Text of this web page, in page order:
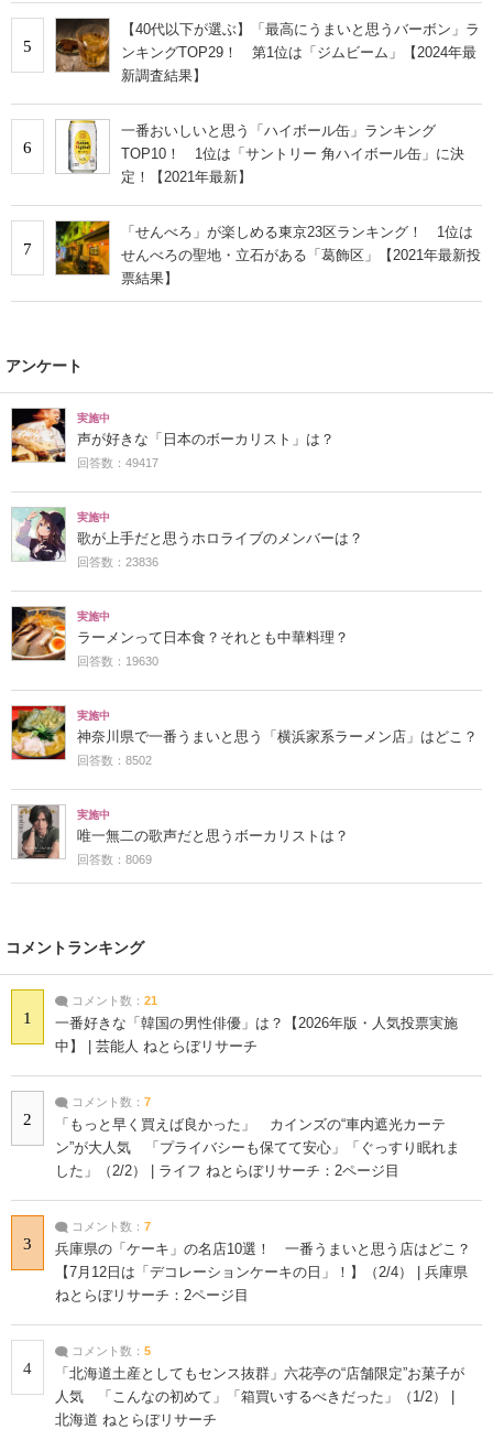
5
【40代以下が選ぶ】「最高にうまいと思うバーボン」ラ
ンキングTOP29！ 第1位は「ジムビーム」【2024年最
新調査結果】
6
一番おいしいと思う「ハイボール缶」ランキング
TOP10！ 1位は「サントリー 角ハイボール缶」に決
定！【2021年最新】
7
「せんべろ」が楽しめる東京23区ランキング！ 1位は
せんべろの聖地・立石がある「葛飾区」【2021年最新投
票結果】
アンケート
実施中
声が好きな「日本のボーカリスト」は？
回答数：49417
実施中
歌が上手だと思うホロライブのメンバーは？
回答数：23836
実施中
ラーメンって日本食？それとも中華料理？
回答数：19630
実施中
神奈川県で一番うまいと思う「横浜家系ラーメン店」はどこ？
回答数：8502
実施中
唯一無二の歌声だと思うボーカリストは？
回答数：8069
コメントランキング
1
コメント数： 21
一番好きな「韓国の男性俳優」は？【2026年版・人気投票実施
中】 | 芸能人 ねとらぼリサーチ
2
コメント数： 7
「もっと早く買えば良かった」 カインズの“車内遮光カーテ
ン”が大人気 「プライバシーも保てて安心」「ぐっすり眠れま
した」（2/2） | ライフ ねとらぼリサーチ：2ページ目
3
コメント数： 7
兵庫県の「ケーキ」の名店10選！ 一番うまいと思う店はどこ？
【7月12日は「デコレーションケーキの日」！】（2/4） | 兵庫県
ねとらぼリサーチ：2ページ目
4
コメント数： 5
「北海道土産としてもセンス抜群」六花亭の“店舗限定”お菓子が
人気 「こんなの初めて」「箱買いするべきだった」（1/2） |
北海道 ねとらぼリサーチ